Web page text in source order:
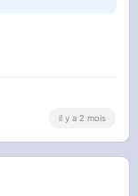
il y a 2 mois